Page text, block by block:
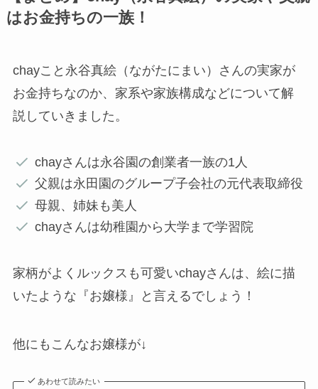
はお金持ちの一族！
chayこと永谷真絵（ながたにまい）さんの実家が
お金持ちなのか、家系や家族構成などについて解
説していきました。
chayさんは永谷園の創業者一族の1人
父親は永田園のグループ子会社の元代表取締役
母親、姉妹も美人
chayさんは幼稚園から大学まで学習院
家柄がよくルックスも可愛いchayさんは、絵に描
いたような『お嬢様』と言えるでしょう！
他にもこんなお嬢様が↓
あわせて読みたい